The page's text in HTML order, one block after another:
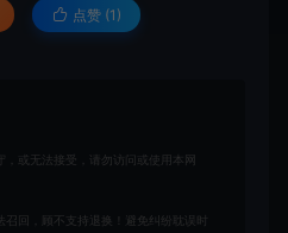
点赞 (1 )
或无法接受，请勿访问或使用本网
回，顾不支持退换！避免纠纷耽误时